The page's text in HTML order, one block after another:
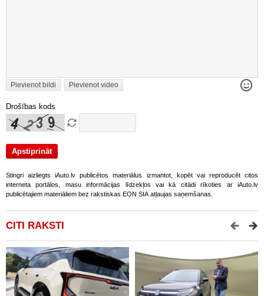
Pievienot bildi Pievienot video
Drošības kods
Stingri aizliegts iAuto.lv publicētos materiālus izmantot, kopēt vai reproducēt citos
interneta portālos, masu informācijas līdzekļos vai kā citādi rīkoties ar iAuto.lv
publicētajiem materiāliem bez rakstiskas EON SIA atļaujas saņemšanas.
CITI RAKSTI